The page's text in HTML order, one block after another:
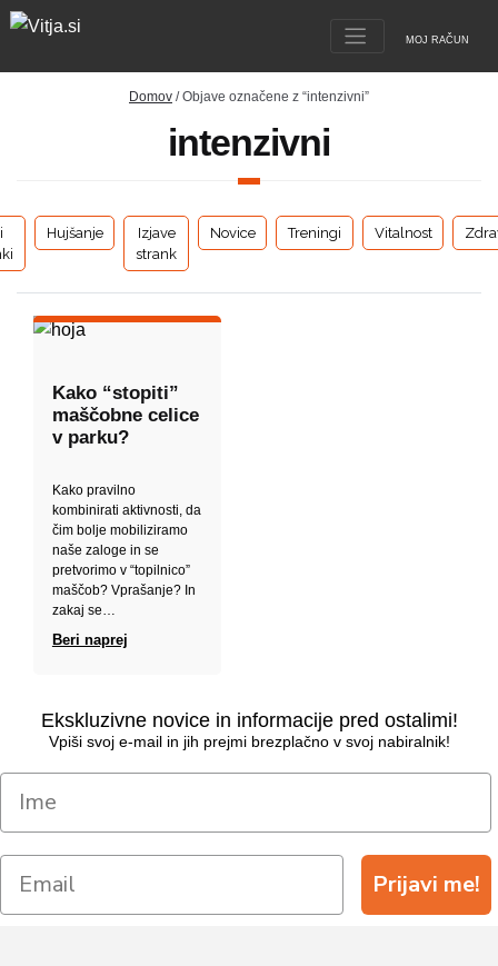
MOJ RAČUN
Domov / Objave označene z “intenzivni”
intenzivni
Hujšanje
Izjave
strank
Novice Treningi Vitalnost
Kako “stopiti”
maščobne celice
v parku?
Kako pravilno
kombinirati aktivnosti, da
čim bolje mobiliziramo
naše zaloge in se
pretvorimo v “topilnico”
maščob? Vprašanje? In
zakaj se…
Beri naprej
Ekskluzivne novice in informacije pred ostalimi!
Vpiši svoj e-mail in jih prejmi brezplačno v svoj nabiralnik!
Prijavi me!